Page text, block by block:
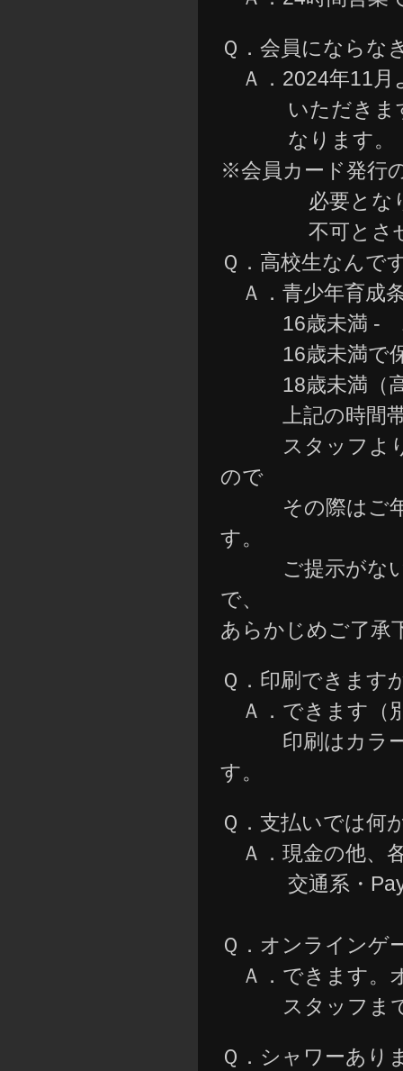
Ｑ．会員にならな
Ａ．2024年11月
いただきます
なります。
※会員カード発行
必要となりま
不可とさせて
Ｑ．高校生なんで
Ａ．青少年育成
16歳未満 - 18
16歳未満で保
18歳未満（高
上記の時間帯
スタッフより
ので
その際はご年齢
す。
ご提示がない場
で、
あらかじめご了承
Ｑ．印刷できます
Ａ．できます（
印刷はカラー/
す。
Ｑ．支払いでは何
Ａ．現金の他、
交通系・
Ｑ．オンラインゲ
Ａ．できます。
スタッフまで
Ｑ．シャワーあり